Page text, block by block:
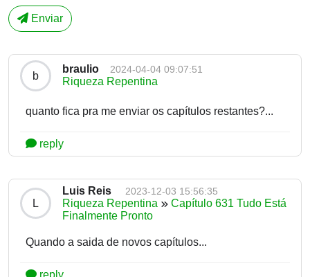
Enviar
b
braulio 2024-04-04 09:07:51
Riqueza Repentina
quanto fica pra me enviar os capítulos restantes?...
reply
L
Luis Reis 2023-12-03 15:56:35
Riqueza Repentina
Capítulo 631 Tudo Está
Finalmente Pronto
Quando a saida de novos capítulos...